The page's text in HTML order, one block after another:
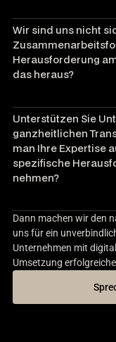
Dann machen wir den
uns für ein
Unternehmen mit
Umsetzung
Wir sind uns nicht
Herausforderung
das heraus?
Unterstützen Sie
ganzheitlichen
man Ihre Expertise
spezifische
nehmen?